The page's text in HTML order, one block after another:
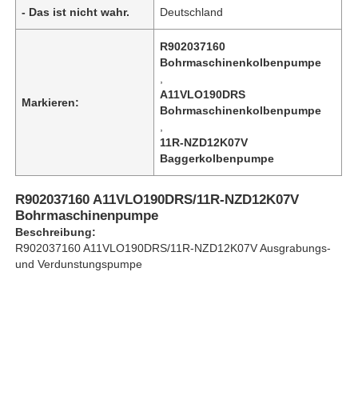
Produkte
Werksbesichtigung
Qualitätskontrolle
- Das ist nicht wahr. Deutschland
Markieren:
R902037160
Bohrmaschinenkolbenpumpe
A11VLO190DRS
Bohrmaschinenkolbenpumpe
11R-NZD12K07V
Baggerkolbenpumpe
R902037160 A11VLO190DRS/11R-NZD12K07V
Bohrmaschinenpumpe
Beschreibung:
R902037160 A11VLO190DRS/11R-NZD12K07V Ausgrabungs-
und Verdunstungspumpe